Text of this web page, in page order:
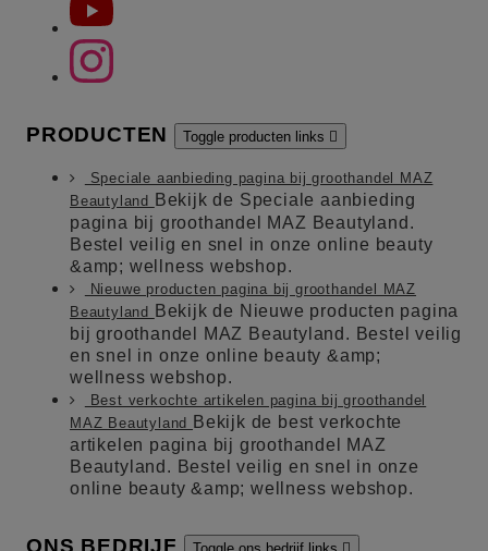
PRODUCTEN Toggle producten links 
Speciale aanbieding pagina bij groothandel MAZ
Beautyland
Bekijk de Speciale aanbieding
pagina bij groothandel MAZ Beautyland.
Bestel veilig en snel in onze online beauty
&amp; wellness webshop.
Nieuwe producten pagina bij groothandel MAZ
Beautyland
Bekijk de Nieuwe producten pagina
bij groothandel MAZ Beautyland. Bestel veilig
en snel in onze online beauty &amp;
wellness webshop.
Best verkochte artikelen pagina bij groothandel
MAZ Beautyland
Bekijk de best verkochte
artikelen pagina bij groothandel MAZ
Beautyland. Bestel veilig en snel in onze
online beauty &amp; wellness webshop.
ONS BEDRIJF